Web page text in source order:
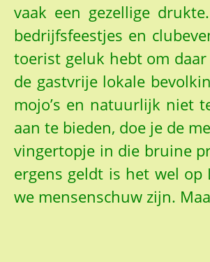
vaak een gezellige
bedrijfsfeestjes en
toerist geluk hebt om
de gastvrije lokale
mojo’s en natuurlijk niet
aan te bieden, doe je de
vingertopje in die bruine
ergens geldt is het wel op
we mensenschuw zijn.